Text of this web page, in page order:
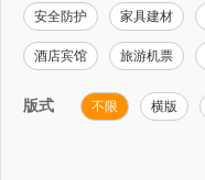
安全防护 家具建材
酒店宾馆 旅游机票
版式 不限 横版